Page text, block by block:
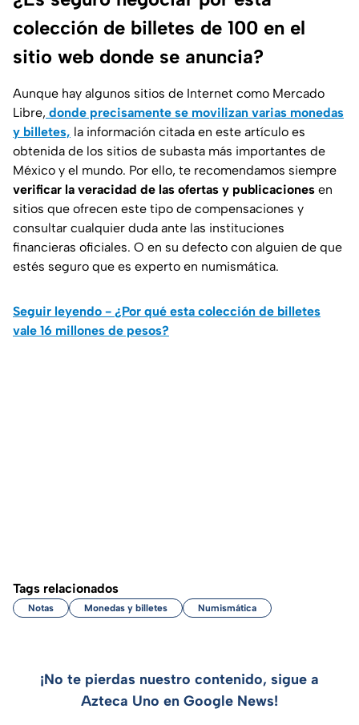
colección de billetes de 100 en el
sitio web donde se anuncia?
Aunque hay algunos sitios de Internet como Mercado
Libre, donde precisamente se movilizan varias monedas
y billetes, la información citada en este artículo es
obtenida de los sitios de subasta más importantes de
México y el mundo. Por ello, te recomendamos siempre
verificar la veracidad de las ofertas y publicaciones en
sitios que ofrecen este tipo de compensaciones y
consultar cualquier duda ante las instituciones
financieras oficiales. O en su defecto con alguien de que
estés seguro que es experto en numismática.
Seguir leyendo - ¿Por qué esta colección de billetes
vale 16 millones de pesos?
Tags relacionados
Notas Monedas y billetes Numismática
¡No te pierdas nuestro contenido, sigue a
Azteca Uno en Google News!